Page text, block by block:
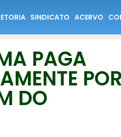
SINDICATO ACERVO
PAGA
POR
DO